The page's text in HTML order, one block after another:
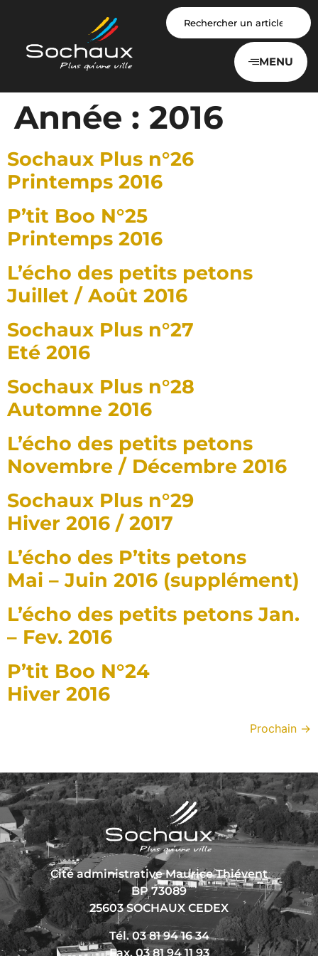
MENU
Année : 2016
Sochaux Plus n°26
Printemps 2016
P’tit Boo N°25
Printemps 2016
L’écho des petits petons
Juillet / Août 2016
Sochaux Plus n°27
Eté 2016
Sochaux Plus n°28
Automne 2016
L’écho des petits petons
Novembre / Décembre 2016
Sochaux Plus n°29
Hiver 2016 / 2017
L’écho des P’tits petons
Mai – Juin 2016 (supplément)
L’écho des petits petons Jan.
– Fev. 2016
P’tit Boo N°24
Hiver 2016
Prochain →
Cité administrative Maurice Thiévent
BP 73089
25603 SOCHAUX CEDEX
Tél. 03 81 94 16 34
Fax. 03 81 94 11 93
Panneau de gestion des cookies